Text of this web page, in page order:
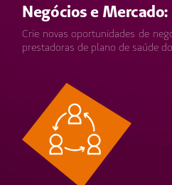
Negócios e Mercado:
Crie novas oportunidades de
prestadoras de plano de saúde